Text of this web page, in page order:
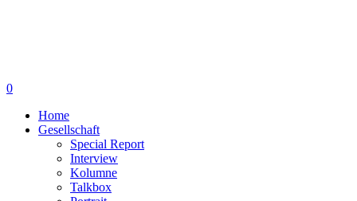
0
Home
Gesellschaft
Special Report
Interview
Kolumne
Talkbox